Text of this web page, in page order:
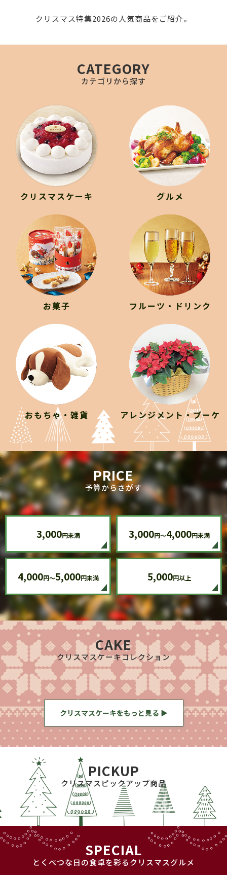
クリスマス特集2026の人気商品をご紹介。
CATEGORY
カテゴリから探す
クリスマスケーキ グルメ
お菓子 フルーツ・ドリンク
おもちゃ・雑貨 アレンジメント・ブーケ
PRICE
予算からさがす
3,000円未満 3,000円～4,000円未満
4,000円～5,000円未満 5,000円以上
CAKE
クリスマスケーキコレクション
クリスマスケーキをもっと見る ▶
PICKUP
クリスマスピックアップ商品
SPECIAL
とくべつな日の食卓を彩るクリスマスグルメ